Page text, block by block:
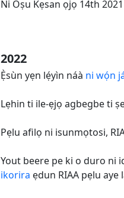
Ni Oṣu Kẹsan ọjọ 14th
2022
Ẹ̀sùn yẹn lẹ́yìn náà ni wọ́n
Lẹhin ti ile-ẹjọ agbegbe ti
Pẹlu afilọ ni isunmọtosi,
Yout beere pe ki o duro ni
ikorira ẹdun RIAA pẹlu